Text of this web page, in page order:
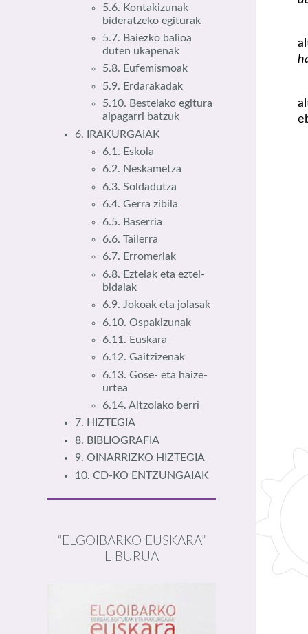
5.6. Kontakizunak
bideratzeko egiturak
5.7. Baiezko balioa
duten ukapenak
5.8. Eufemismoak
5.9. Erdarakadak
5.10. Bestelako egitura
aipagarri batzuk
6. IRAKURGAIAK
6.1. Eskola
6.2. Neskametza
6.3. Soldadutza
6.4. Gerra zibila
6.5. Baserria
6.6. Tailerra
6.7. Erromeriak
6.8. Ezteiak eta eztei-
bidaiak
6.9. Jokoak eta jolasak
6.10. Ospakizunak
6.11. Euskara
6.12. Gaitzizenak
6.13. Gose- eta haize-
urtea
6.14. Altzolako berri
7. HIZTEGIA
8. BIBLIOGRAFIA
9. OINARRIZKO HIZTEGIA
10. CD-KO ENTZUNGAIAK
“ELGOIBARKO EUSKARA”
LIBURUA